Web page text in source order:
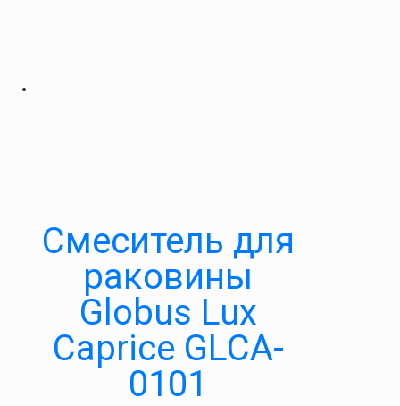
Смеситель для
раковины
Globus Lux
Caprice GLCA-
0101